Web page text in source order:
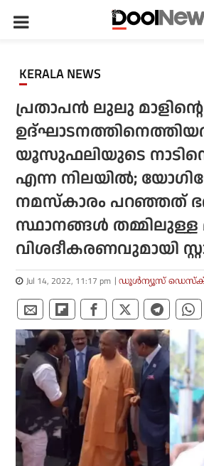
KERALA NEWS
പ്രതാപന്‍ ലുലു മാളിന്റെ
യൂസുഫലിയുടെ
എന്ന നിലയില്‍;
നമസ്‌കാരം പറഞ്ഞത്
സ്ഥാനങ്ങള്‍ തമ്മിലുള്ള
വിശദീകരണവുമായി
Jul 14, 2022, 11:17 pm ഡൂള്‍ന്യൂസ്